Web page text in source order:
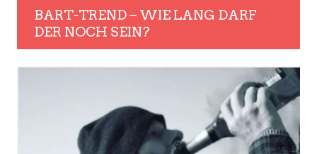
BART-TREND – WIE LANG DARF
DER NOCH SEIN?